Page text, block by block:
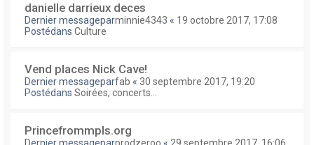
danielle darrieux deces
Dernier messageparminnie4343 « 19 octobre 2017, 17:08
Postédans Culture
Vend places Nick Cave!
Dernier messageparfab « 30 septembre 2017, 19:20
Postédans Soirées, concerts...
Princefrommpls.org